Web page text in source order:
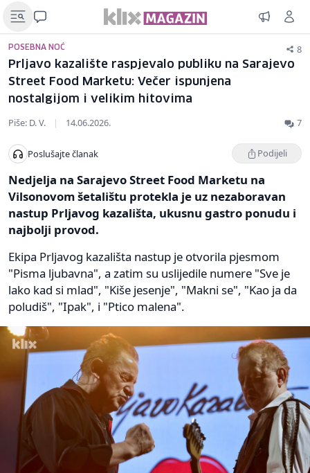
POSEBNA NOĆ 8
Prljavo kazalište raspjevalo publiku na Sarajevo
Street Food Marketu: Večer ispunjena
nostalgijom i velikim hitovima
Piše: D. V. | 14.06.2026. 7
Poslušajte članak Podijeli
Nedjelja na Sarajevo Street Food Marketu na
Vilsonovom šetalištu protekla je uz nezaboravan
nastup Prljavog kazališta, ukusnu gastro ponudu i
najbolji provod.
Ekipa Prljavog kazališta nastup je otvorila pjesmom
"Pisma ljubavna", a zatim su uslijedile numere "Sve je
lako kad si mlad", "Kiše jesenje", "Makni se", "Kao ja da
poludiš", "Ipak", i "Ptico malena".